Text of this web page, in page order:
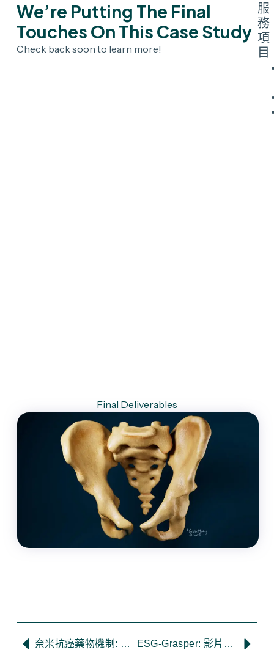
We’re Putting The Final
Touches On This Case Study
Check back soon to learn more!
服
務
項
目
Final Deliverables
奈米抗癌藥物機制: 科學研究動畫 ESG-Grasper: 影片論文投稿動畫